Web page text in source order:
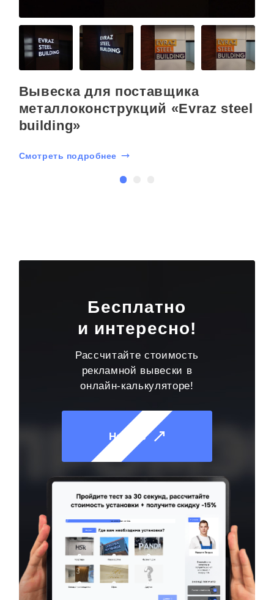
Вывеска для поставщика
металлоконструкций «Evraz steel
building»
Смотреть подробнее
Бесплатно
и интересно!
Рассчитайте стоимость
рекламной вывески в
онлайн-калькуляторе!
Начать